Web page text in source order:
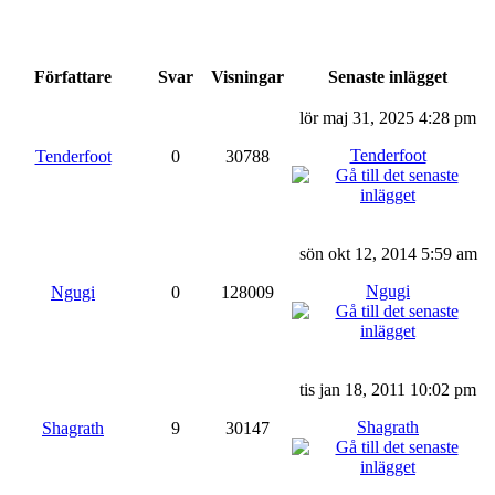
Författare Svar Visningar Senaste inlägget
Tenderfoot 0 30788
lör maj 31, 2025 4:28 pm
Tenderfoot
Ngugi 0 128009
sön okt 12, 2014 5:59 am
Ngugi
Shagrath 9 30147
tis jan 18, 2011 10:02 pm
Shagrath